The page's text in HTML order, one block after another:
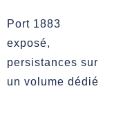
Port 1883
exposé,
persistances sur
un volume dédié